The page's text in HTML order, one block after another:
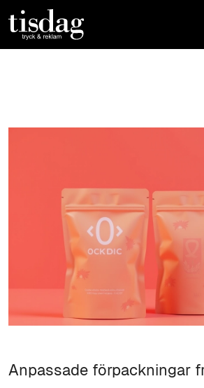
Anpassade förpackningar